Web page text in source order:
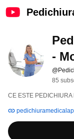
-
85
CE ESTE